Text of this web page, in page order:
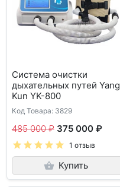
Система очистки
дыхательных путей Yang
Kun YK-800
Код Товара: 3829
485 000 ₽ 375 000 ₽
1 отзыв
Купить